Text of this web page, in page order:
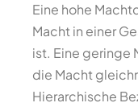
Eine hohe
Macht in einer
ist. Eine geringe
die Macht
Hierarchische